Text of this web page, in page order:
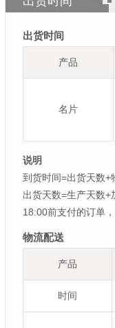
出货时间
产品
名片
说明
到货时间=出货天数+
出货天数=生产天数
18:00前支付的订单
物流配送
产品
时间